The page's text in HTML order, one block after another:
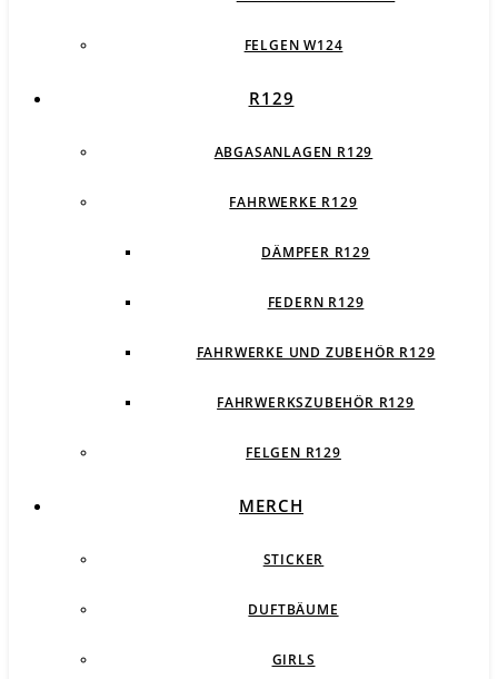
FELGEN W124
R129
ABGASANLAGEN R129
FAHRWERKE R129
DÄMPFER R129
FEDERN R129
FAHRWERKE UND ZUBEHÖR R129
FAHRWERKSZUBEHÖR R129
FELGEN R129
MERCH
STICKER
DUFTBÄUME
GIRLS